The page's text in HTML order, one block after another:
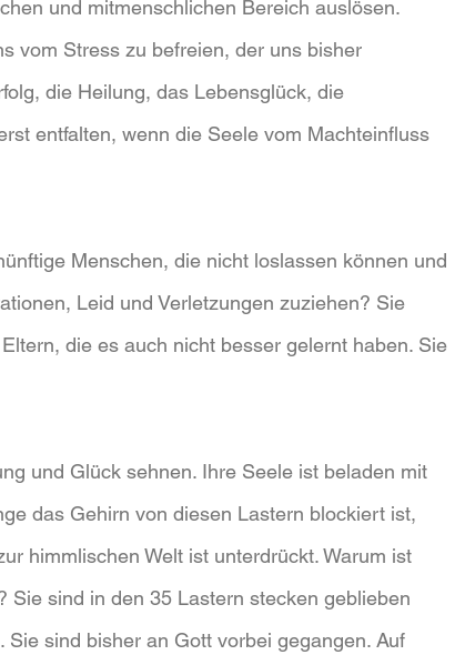
und mitmenschlichen Bereich auslösen.
vom Stress zu befreien, der uns bisher
die Heilung, das Lebensglück, die
entfalten, wenn die Seele vom Machteinfluss
Menschen, die nicht loslassen können und
Leid und Verletzungen zuziehen? Sie
die es auch nicht besser gelernt haben. Sie
und Glück sehnen. Ihre Seele ist beladen mit
das Gehirn von diesen Lastern blockiert ist,
himmlischen Welt ist unterdrückt. Warum ist
Sie sind in den 35 Lastern stecken geblieben
sind bisher an Gott vorbei gegangen. Auf